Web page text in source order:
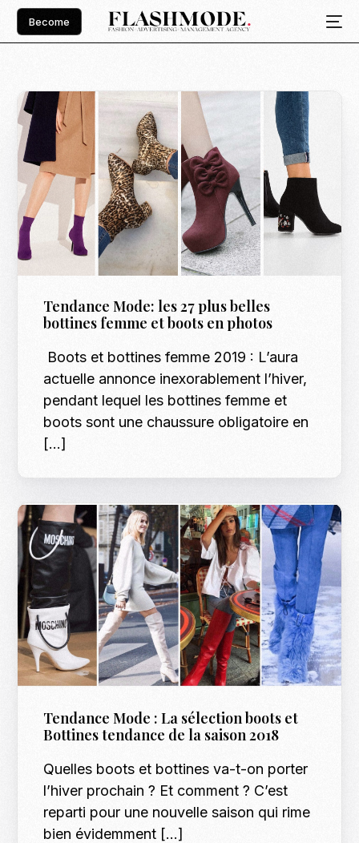
Become
Tendance Mode: les 27 plus belles
bottines femme et boots en photos
Boots et bottines femme 2019 : L’aura
actuelle annonce inexorablement l’hiver,
pendant lequel les bottines femme et
boots sont une chaussure obligatoire en
[…]
Tendance Mode : La sélection boots et
Bottines tendance de la saison 2018
Quelles boots et bottines va-t-on porter
l’hiver prochain ? Et comment ? C’est
reparti pour une nouvelle saison qui rime
bien évidemment […]